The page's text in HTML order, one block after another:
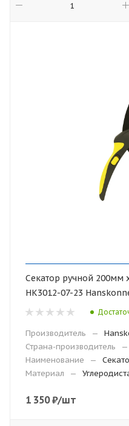
Секатор ручной 200мм
НК3012-07-23
Производитель —
Страна-производитель
—
Наименование
—
Материал
—
1 350₽/шт